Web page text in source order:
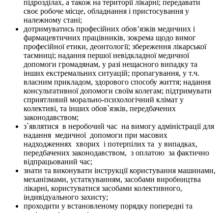
підрозділах, а також на території лікарні; передавати
своє робоче місце, обладнання і пристосування у
належному стані;
дотримуватись професійних обов’язків медичних і
фармацевтичних працівників, зокрема щодо вимог
професійної етики, деонтології; збереження лікарської
таємниці; надання першої невідкладної медичної
допомоги громадянам, у разі нещасного випадку та
інших екстремальних ситуацій; пропагування, у т.ч.
власним прикладом, здорового способу життя; надання
консультативної допомоги своїм колегам; підтримувати
сприятливий морально-психологічний клімат у
колективі, та інших обов`язків, передбачених
законодавством;
з`являтися в неробочий час на вимогу адміністрації для
надання медичної допомоги при масових
надходженнях хворих і потерпілих та у випадках,
передбачених законодавством, з оплатою за фактично
відпрацьований час;
знати та виконувати інструкції користування машинами,
механізмами, устаткуванням, засобами виробництва
лікарні, користуватися засобами колективного,
індивідуального захисту;
проходити у встановленому порядку попередні та